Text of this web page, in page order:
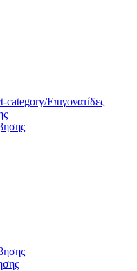
category/Επιγονατίδες